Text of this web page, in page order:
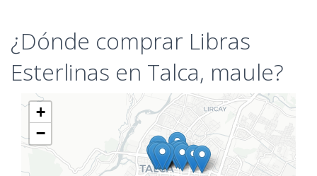
¿Dónde comprar Libras
Esterlinas en Talca, maule?
+
−